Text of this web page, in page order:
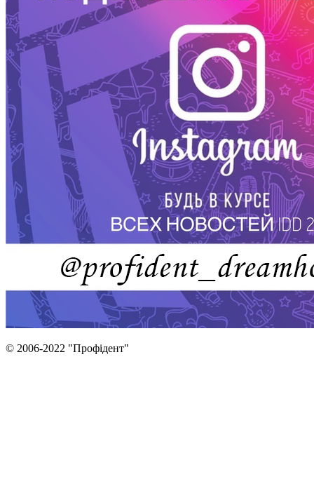
© 2006-2022 "Профідент"